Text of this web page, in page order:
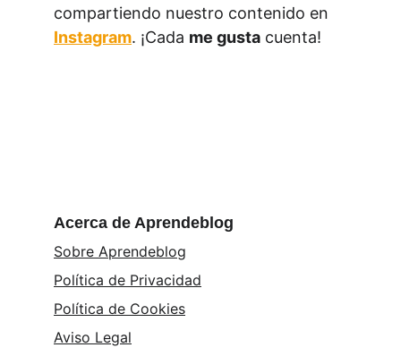
Acerca de Aprendeblog
Sobre Aprendeblog
Política de Privacidad
Política de Cookies
Aviso Legal
compartiendo nuestro contenido en
Instagram. ¡Cada me gusta cuenta!